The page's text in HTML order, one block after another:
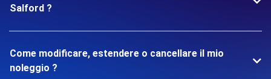
Salford ?
Come modificare, estendere o cancellare il mio
noleggio ?